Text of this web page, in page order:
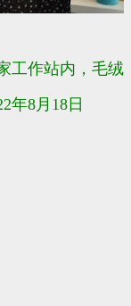
工作站内，毛绒
年8月18日